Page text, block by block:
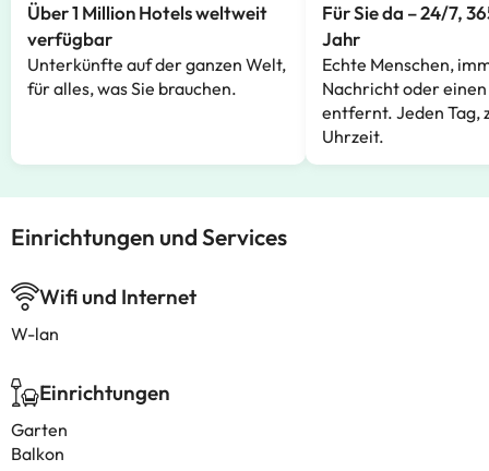
Über 1 Million Hotels weltweit
verfügbar
Unterkünfte auf der ganzen Welt,
für alles, was Sie brauchen.
Für Sie da – 24/7,
Jahr
Echte Menschen,
Nachricht oder
entfernt. Jeden Tag,
Uhrzeit.
Einrichtungen und Services
Wifi und Internet
W-lan
Einrichtungen
Garten
Balkon